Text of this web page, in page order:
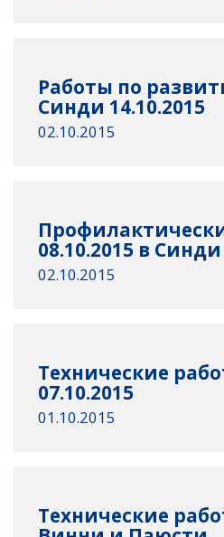
Работы по
Синди 14.10.2015
02.10.2015
08.10.2015 в Синди
02.10.2015
Технические
07.10.2015
01.10.2015
Технические